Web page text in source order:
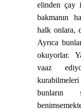
elinden çay
bakmanın
halk onlara,
Ayrıca
okuyorlar.
vaaz
bunların